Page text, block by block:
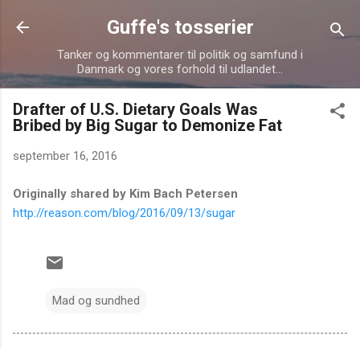
Gå videre til hovedindholdet
Guffe's tosserier
Tanker og kommentarer til politik og samfund i
Danmark og vores forhold til udlandet...
Drafter of U.S. Dietary Goals Was
Bribed by Big Sugar to Demonize Fat
september 16, 2016
Originally shared by Kim Bach Petersen
http://reason.com/blog/2016/09/13/sugar
Mad og sundhed